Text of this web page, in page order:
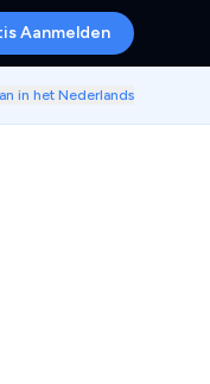
Aanmelden
in het Nederlands